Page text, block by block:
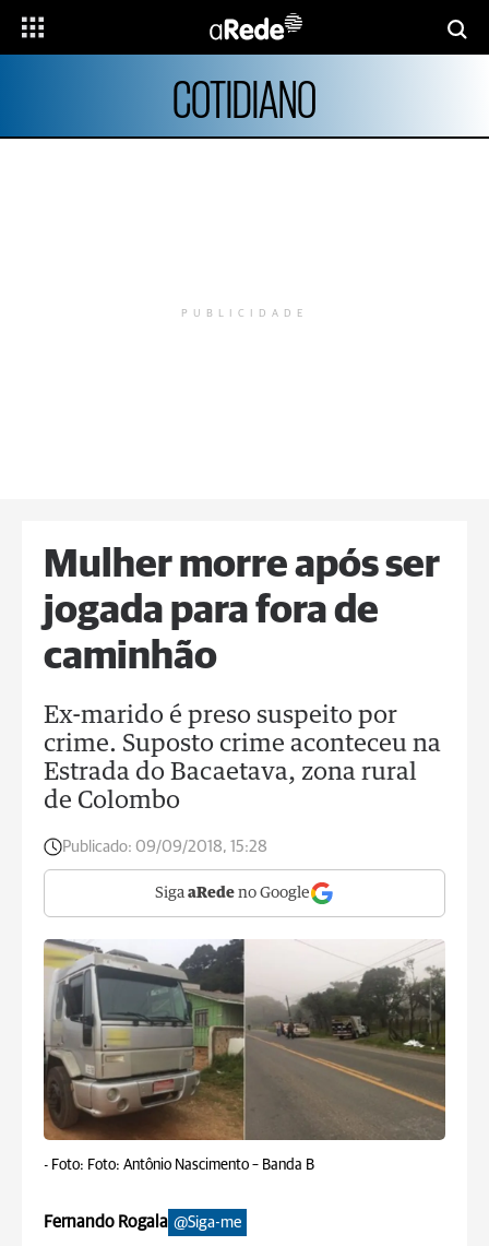
COTIDIANO
PUBLICIDADE
Mulher morre após ser
jogada para fora de
caminhão
Ex-marido é preso suspeito por
crime. Suposto crime aconteceu na
Estrada do Bacaetava, zona rural
de Colombo
Publicado: 09/09/2018, 15:28
Siga aRede no Google
- Foto: Foto: Antônio Nascimento – Banda B
Fernando Rogala @Siga-me